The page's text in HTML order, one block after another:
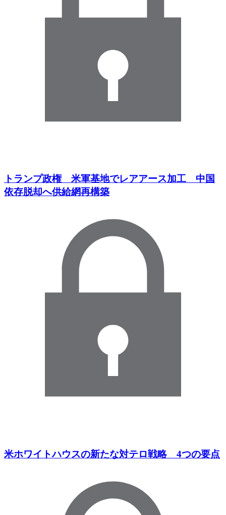
トランプ政権 米軍基地でレアアース加工 中国
依存脱却へ供給網再構築
米ホワイトハウスの新たな対テロ戦略 4つの要点